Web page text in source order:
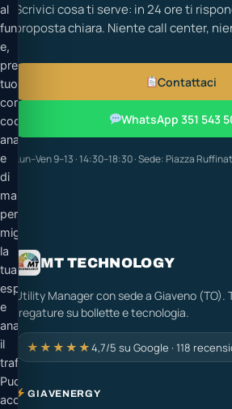
Scrivici cosa ti serve: in 24 ore ti
proposta chiara. Niente call center,
Contattaci
WhatsApp 351 543
Lun–Ven 9–13 · 14:30–18:30 · Sede: Piazza
MT TECHNOLOGY
Utility Manager con sede a Giaveno (TO).
fregature su bollette e tecnologia.
★★★★★4,7/5 su Google · 118
GIAVENERGY
al
funzionamento
e,
previo
tuo
consenso,
cookie
analitici
e
di
marketing
per
migliorare
la
tua
esperienza
e
analizzare
il
traffico.
Puoi
accettare